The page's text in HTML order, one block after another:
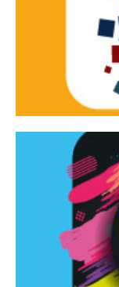
Tracce
Rassegna